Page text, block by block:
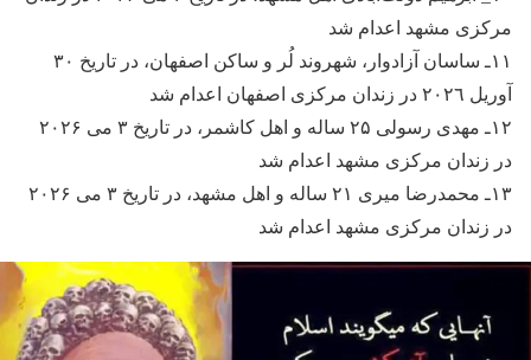
مرکزی مشهد اعدام شد
۱۱ـ ساسان آزادوار، شهروند لُر و ساکن اصفهان، در تاریخ ٣٠
آوریل ٢٠٢٦ در زندان مرکزی اصفهان اعدام شد
١٢ـ مهدی رسولی ۲۵ ساله و اهل کاشمر، در تاریخ ۳ می ۲۰۲۶
در زندان مرکزی مشهد اعدام شد
١٣ـ محمدرضا میری ۲۱ ساله و اهل مشهد، در تاریخ ۳ می ۲۰۲۶
در زندان مرکزی مشهد اعدام شد